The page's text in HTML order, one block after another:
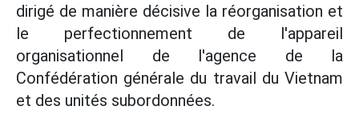
dirigé de manière décisive la réorganisation et
le perfectionnement de l'appareil
organisationnel de l'agence de la
Confédération générale du travail du Vietnam
et des unités subordonnées.